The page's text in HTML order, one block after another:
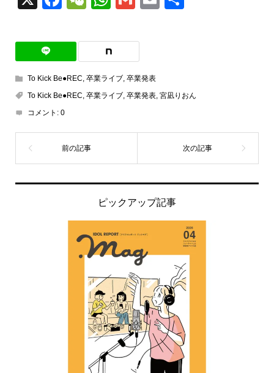
To Kick Be●REC, 卒業ライブ, 卒業発表
To Kick Be●REC, 卒業ライブ, 卒業発表, 宮凪りおん
コメント: 0
ピックアップ記事